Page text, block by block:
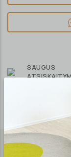
SAUGUS